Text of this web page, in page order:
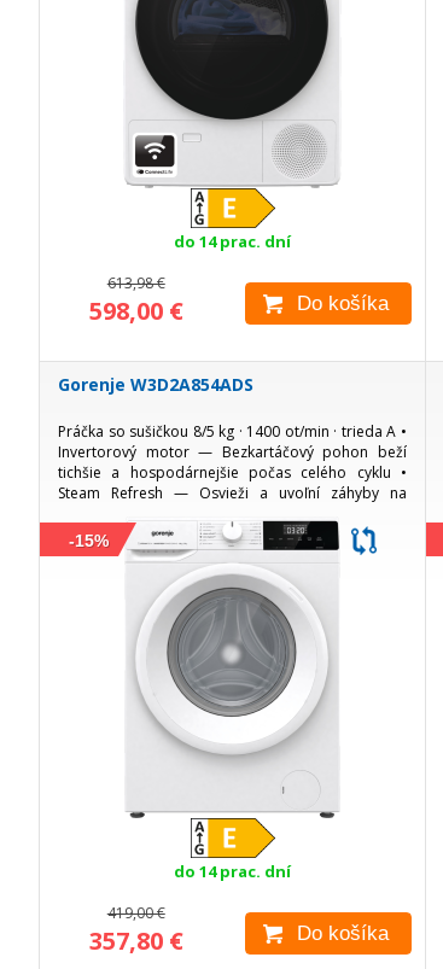
do 14 prac. dní
613,98 €
598,00 € Do košíka
Gorenje W3D2A854ADS
Práčka so sušičkou 8/5 kg · 1400 ot/min · trieda A •
Invertorový motor — Bezkartáčový pohon beží
tichšie a hospodárnejšie počas celého cyklu •
Steam Refresh — Osvieži a uvoľní záhyby na
-15%
do 14 prac. dní
419,00 €
357,80 € Do košíka